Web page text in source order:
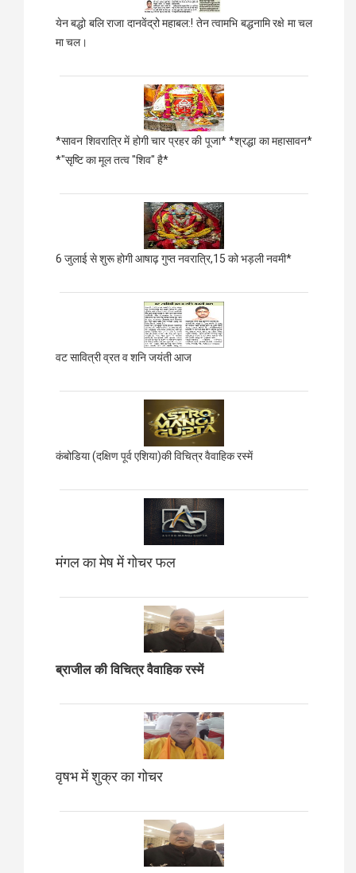
येन बद्धो बलि राजा दानवेंद्रो महाबल:! तेन त्वामभि बद्धनामि रक्षे मा चल
मा चल।
*सावन शिवरात्रि में होगी चार प्रहर की पूजा* *श्रद्धा का महासावन*
*"सृष्टि का मूल तत्व "शिव" है*
6 जुलाई से शुरू होगी आषाढ़ गुप्त नवरात्रि,15 को भड़ली नवमी*
वट सावित्री व्रत व शनि जयंती आज
कंबोडिया (दक्षिण पूर्व एशिया)की विचित्र वैवाहिक रस्में
मंगल का मेष में गोचर फल
ब्राजील की विचित्र वैवाहिक रस्में
वृषभ में शुक्र का गोचर